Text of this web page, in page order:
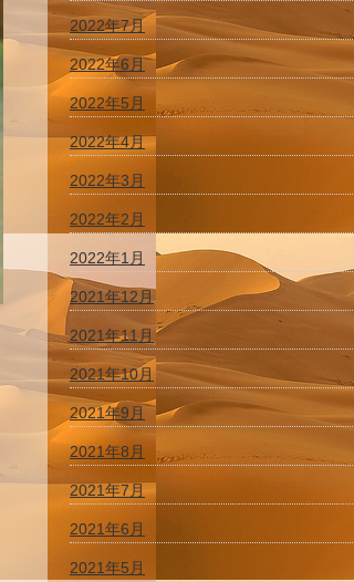
2022年7月
2022年6月
2022年5月
2022年4月
2022年3月
2022年2月
2022年1月
2021年12月
2021年11月
2021年10月
2021年9月
2021年8月
2021年7月
2021年6月
2021年5月